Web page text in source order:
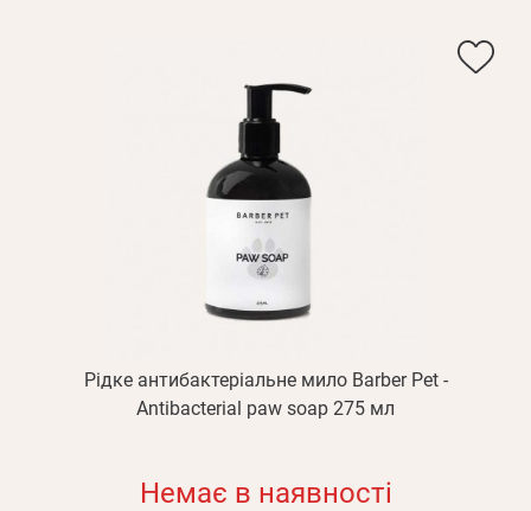
Рідке антибактеріальне мило Barber Pet -
Antibacterial paw soap 275 мл
Немає в наявності